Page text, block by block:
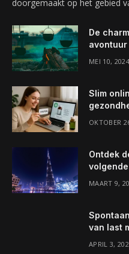
doorgemaakt op het gebied
De
MEI 10, 2024
Slim
OKTOBER
Ontdek
MAART 9,
van last
APRIL 3,